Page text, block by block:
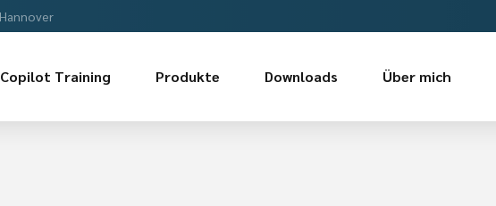
Copilot Training Produkte Downloads Über mich